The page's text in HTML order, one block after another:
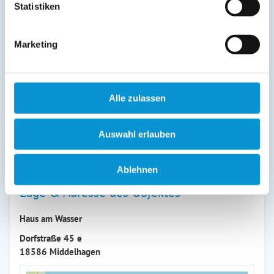
Statistiken
Marketing
Alle zulassen
Auswahl erlauben
Ablehnen
23. Dez
Preiszusatz:
Alle Preise inklusive Endreinigung, Erstausstattung Bettwäsche und
Die Preise gelten bei einer Belegung von 4 Personen pro Tag. Bei einer
Belegung von mehr als 4 Personen bitte Preis erfragen. EUR 7,--/Tag/Pers.
Aufbettungszuschlag!
Lage & Adresse des Objektes
Haus am Wasser
Dorfstraße 45 e
18586 Middelhagen